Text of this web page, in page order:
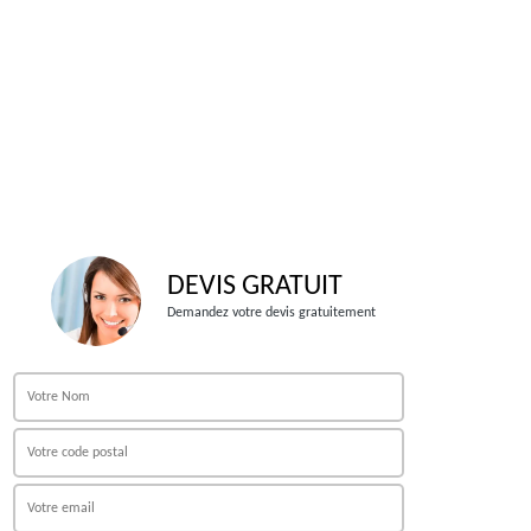
DEVIS GRATUIT
Demandez votre devis gratuitement